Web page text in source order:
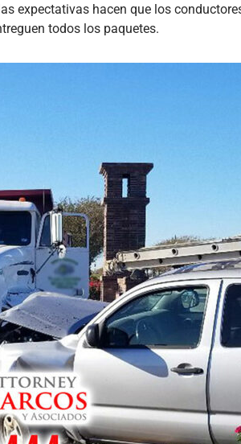
expectativas hacen que los
todos los paquetes.
buena
Lucia Peña
★★★
Todo